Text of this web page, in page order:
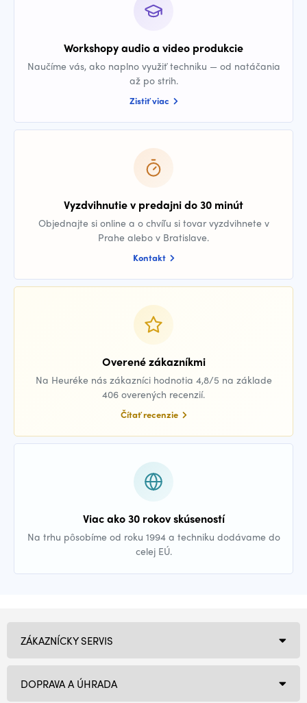
Workshopy audio a video produkcie
Naučíme vás, ako naplno využiť techniku — od natáčania
až po strih.
Zistiť viac
Vyzdvihnutie v predajni do 30 minút
Objednajte si online a o chvíľu si tovar vyzdvihnete v
Prahe alebo v Bratislave.
Kontakt
Overené zákazníkmi
Na Heuréke nás zákazníci hodnotia 4,8/5 na základe
406 overených recenzií.
Čítať recenzie
Viac ako 30 rokov skúseností
Na trhu pôsobíme od roku 1994 a techniku dodávame do
celej EÚ.
ZÁKAZNÍCKY SERVIS
DOPRAVA A ÚHRADA